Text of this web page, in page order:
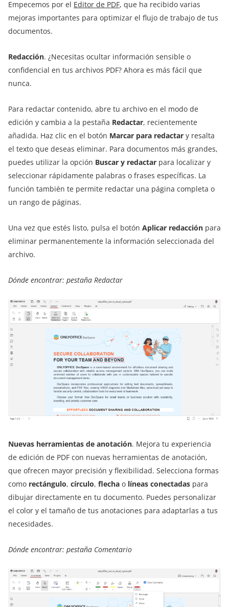
Empecemos por el Editor de PDF, que ha recibido varias
mejoras importantes para optimizar el flujo de trabajo de tus
documentos.
Redacción. ¿Necesitas ocultar información sensible o
confidencial en tus archivos PDF? Ahora es más fácil que
nunca.
Para redactar contenido, abre tu archivo en el modo de
edición y cambia a la pestaña Redactar, recientemente
añadida. Haz clic en el botón Marcar para redactar y resalta
el texto que deseas eliminar. Para documentos más grandes,
puedes utilizar la opción Buscar y redactar para localizar y
seleccionar rápidamente palabras o frases específicas. La
función también te permite redactar una página completa o
un rango de páginas.
Una vez que estés listo, pulsa el botón Aplicar redacción para
eliminar permanentemente la información seleccionada del
archivo.
Dónde encontrar: pestaña Redactar
Nuevas herramientas de anotación. Mejora tu experiencia
de edición de PDF con nuevas herramientas de anotación,
que ofrecen mayor precisión y flexibilidad. Selecciona formas
como rectángulo, círculo, flecha o líneas conectadas para
dibujar directamente en tu documento. Puedes personalizar
el color y el tamaño de tus anotaciones para adaptarlas a tus
necesidades.
Dónde encontrar: pestaña Comentario